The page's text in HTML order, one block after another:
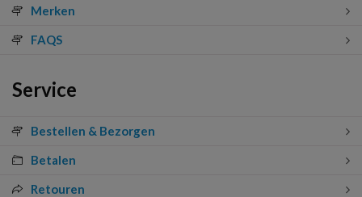
Merken
FAQS
Service
Bestellen & Bezorgen
Betalen
Retouren